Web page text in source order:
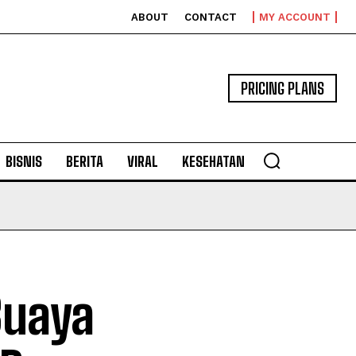
ABOUT CONTACT MY ACCOUNT
PRICING PLANS
BISNIS BERITA VIRAL KESEHATAN